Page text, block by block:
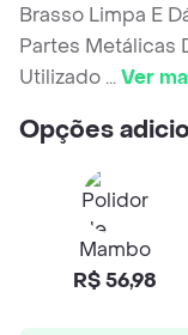
Brasso Limpa E
Partes Metálicas
Utilizado ...Ver
Opções
Mambo
R$ 56,98